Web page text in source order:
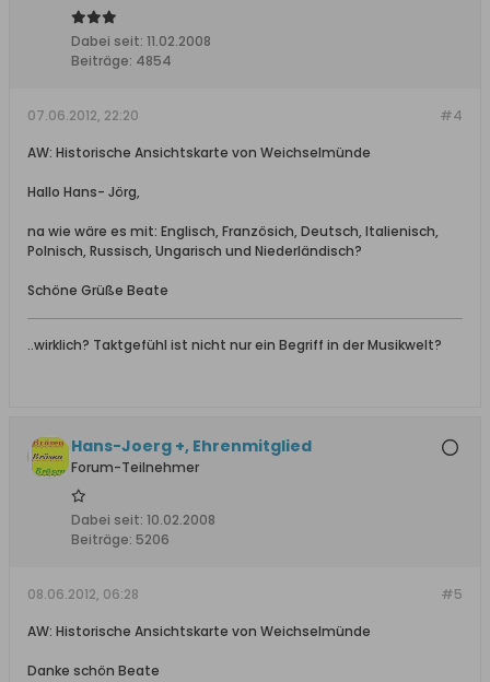
Dabei seit: 11.02.2008
Beiträge: 4854
#4
07.06.2012, 22:20
AW: Historische Ansichtskarte von Weichselmünde
Hallo Hans- Jörg,
na wie wäre es mit: Englisch, Französich, Deutsch, Italienisch,
Polnisch, Russisch, Ungarisch und Niederländisch?
Schöne Grüße Beate
..wirklich? Taktgefühl ist nicht nur ein Begriff in der Musikwelt?
Hans-Joerg +, Ehrenmitglied
Forum-Teilnehmer
Dabei seit: 10.02.2008
Beiträge: 5206
#5
08.06.2012, 06:28
AW: Historische Ansichtskarte von Weichselmünde
Danke schön Beate